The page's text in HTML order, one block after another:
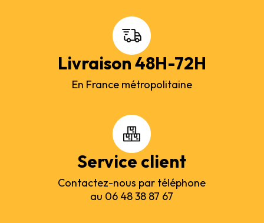
Livraison 48H-72H
En France métropolitaine
Service client
Contactez-nous par téléphone
au 06 48 38 87 67